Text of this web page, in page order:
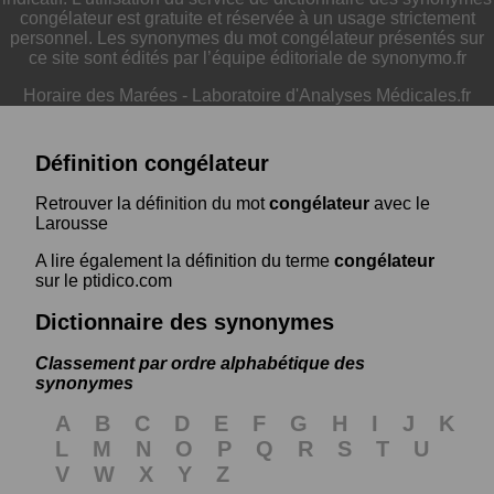
congélateur est gratuite et réservée à un usage strictement
personnel. Les synonymes du mot congélateur présentés sur
ce site sont édités par l’équipe éditoriale de synonymo.fr
Horaire des Marées - Laboratoire d'Analyses Médicales.fr
Définition congélateur
Retrouver la définition du motcongélateur avec le
Larousse
A lire également la définition du terme congélateur
sur le ptidico.com
Dictionnaire des synonymes
Classement par ordre alphabétique des
synonymes
A B C D E F G H I J
K
L
M N O P Q R S T
U
V
W X Y Z